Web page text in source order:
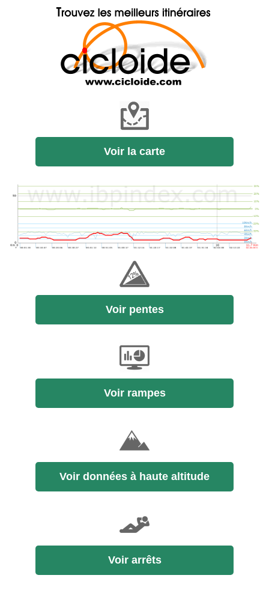
Voir la carte
Voir pentes
Voir rampes
Voir données à haute altitude
Voir arrêts